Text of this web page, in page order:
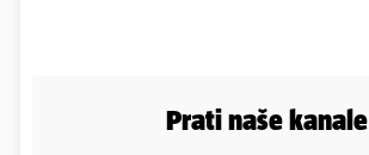
Prati naše kanale